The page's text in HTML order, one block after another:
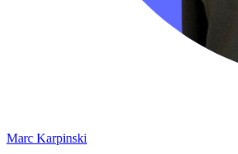
Marc Karpinski